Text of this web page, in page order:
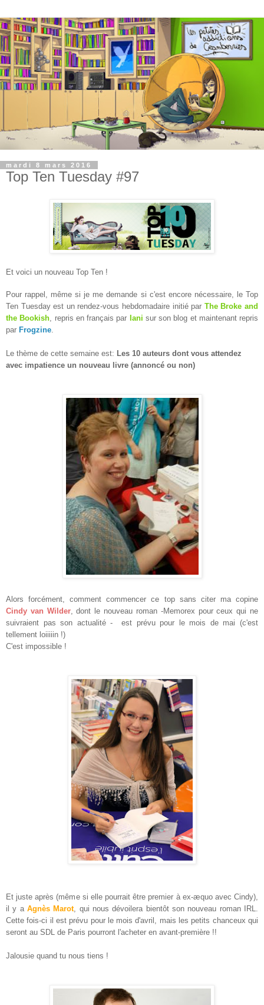
mardi 8 mars 2016
Top Ten Tuesday #97
Et voici un nouveau Top Ten !
Pour rappel, même si je me demande si c'est encore nécessaire, le Top
Ten Tuesday est un rendez-vous hebdomadaire initié par The Broke and
the Bookish , repris en français par Iani sur son blog et maintenant repris
par Frogzine
Le thème de cette semaine est: Les 10 auteurs dont vous attendez
avec impatience un nouveau livre (annoncé ou non)
Alors forcément, comment commencer ce top sans citer ma copine
Cindy van Wilder, dont le nouveau roman -Memorex pour ceux qui ne
suivraient pas son actualité - est prévu pour le mois de mai (c'est
tellement loiiiiin !)
C'est impossible !
Et juste après (même si elle pourrait être premier à ex-æquo avec Cindy),
il y a Agnès Marot, qui nous dévoilera bientôt son nouveau roman IRL.
Cette fois-ci il est prévu pour le mois d'avril, mais les petits chanceux qui
seront au SDL de Paris pourront l'acheter en avant-première !!
Jalousie quand tu nous tiens !